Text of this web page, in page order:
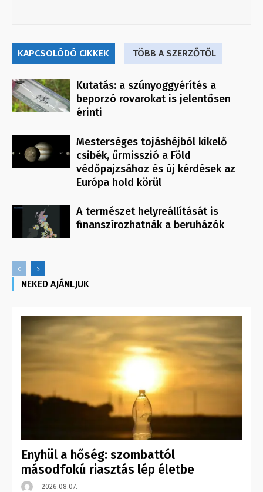
KAPCSOLÓDÓ CIKKEK TÖBB A SZERZŐTŐL
Kutatás: a szúnyoggyérítés a
beporzó rovarokat is jelentősen
érinti
Mesterséges tojáshéjból kikelő
csibék, űrmisszió a Föld
védőpajzsához és új kérdések az
Európa hold körül
A természet helyreállítását is
finanszírozhatnák a beruházók
NEKED AJÁNLJUK
Enyhül a hőség: szombattól
másodfokú riasztás lép életbe
2026.08.07.